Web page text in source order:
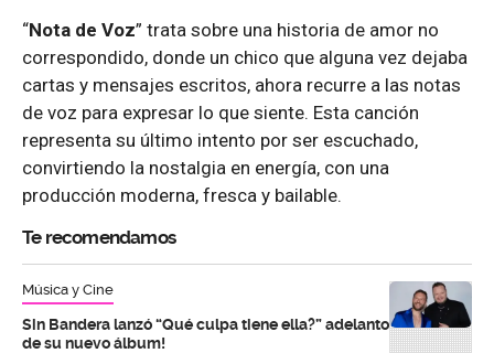
“Nota de Voz” trata sobre una historia de amor no
correspondido, donde un chico que alguna vez dejaba
cartas y mensajes escritos, ahora recurre a las notas
de voz para expresar lo que siente. Esta canción
representa su último intento por ser escuchado,
convirtiendo la nostalgia en energía, con una
producción moderna, fresca y bailable.
Te recomendamos
Música y Cine
Sin Bandera lanzó “Qué culpa tiene ella?” adelanto
de su nuevo álbum!